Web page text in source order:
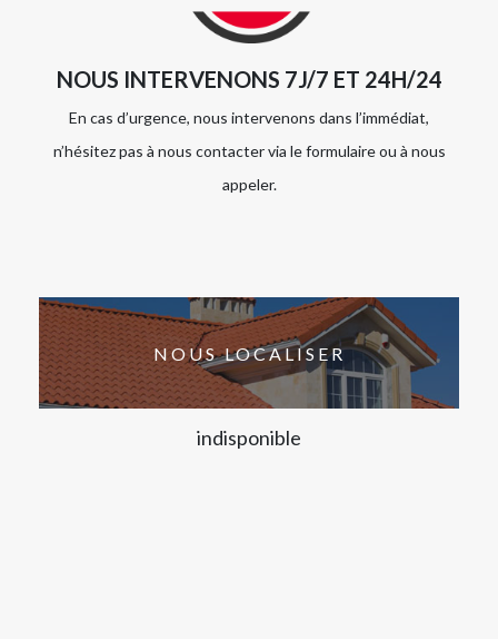
NOUS INTERVENONS 7J/7 ET 24H/24
En cas d’urgence, nous intervenons dans l’immédiat,
n’hésitez pas à nous contacter via le formulaire ou à nous
appeler.
NOUS LOCALISER
indisponible